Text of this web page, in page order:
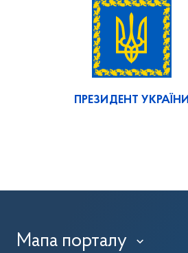
ПРЕЗИДЕНТ УКРАЇНИ
Мапа порталу ›